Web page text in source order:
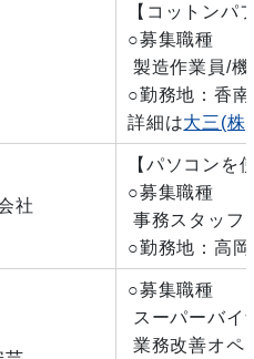
【コットンパ
○募集職種
製造作業員/
○勤務地：香
詳細は大三(株)
社
【パソコンを
○募集職種
事務スタッ
○勤務地：高
○募集職種
スーパーバイ
業務改善オペ